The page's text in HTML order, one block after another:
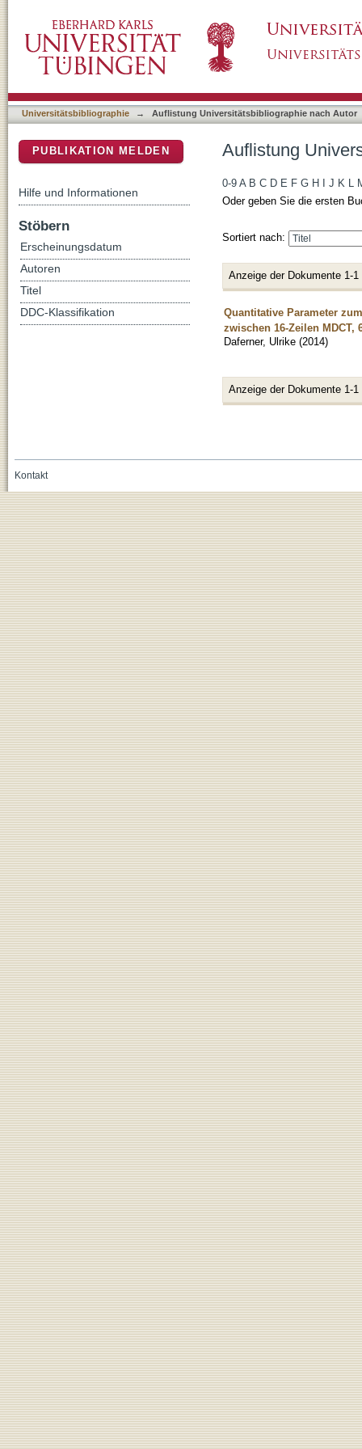
Universitätsbibliographie → Auflistung Universitätsbibliographie nach Autor
Auflistung
0-9 A B C D E F G H J K L
Oder geben Sie die ersten
Sortiert nach:
Anzeige der Dokumente 1-1
Quantitative Parameter
zwischen 16-Zeilen MDCT,
Daferner, Ulrike (2014)
Anzeige der Dokumente 1-1
PUBLIKATION MELDEN
Hilfe und Informationen
Stöbern
Erscheinungsdatum
Autoren
Titel
DDC-Klassifikation
Kontakt